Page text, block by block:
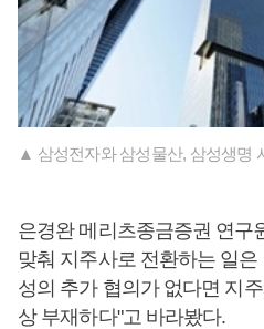
▲ 삼성전자와 삼성물산, 삼성생명
은경완 메리츠종금증권 연구
맞춰 지주사로 전환하는 일
성의 추가 협의가 없다면 지
상 부재하다"고 바라봤다.